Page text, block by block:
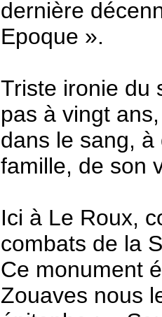
dernière
Epoque ».
Triste ironie du
pas à vingt
dans le sang,
famille, de son
Ici à Le Roux,
combats de la
Ce monument
Zouaves nous